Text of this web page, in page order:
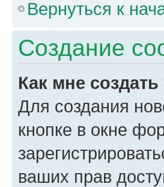
Вернуться к
Создание
Как мне
Для создания
кнопке в окне
ваших прав